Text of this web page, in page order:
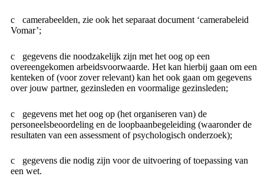
camerabeelden, zie ook het separaat document ‘camerabeleid
Vomar’;
gegevens die noodzakelijk zijn met het oog op een
overeengekomen arbeidsvoorwaarde. Het kan hierbij gaan om een
kenteken of (voor zover relevant) kan het ook gaan om gegevens
over jouw partner, gezinsleden en voormalige gezinsleden;
gegevens met het oog op (het organiseren van) de
personeelsbeoordeling en de loopbaanbegeleiding (waaronder de
resultaten van een assessment of psychologisch onderzoek);
gegevens die nodig zijn voor de uitvoering of toepassing van
een wet.